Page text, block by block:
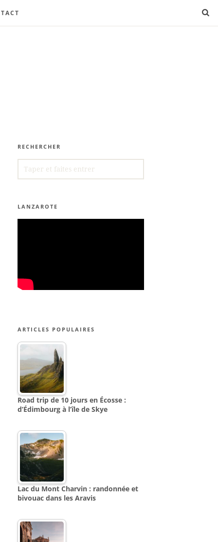
RECHERCHER
FOR:
LANZAROTE
ARTICLES POPULAIRES
Road trip de 10 jours en Écosse :
d’Édimbourg à l’île de Skye
Lac du Mont Charvin : randonnée et
bivouac dans les Aravis